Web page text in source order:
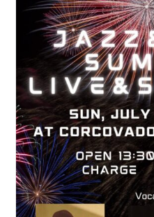
ブッキングラ
楽器
初心